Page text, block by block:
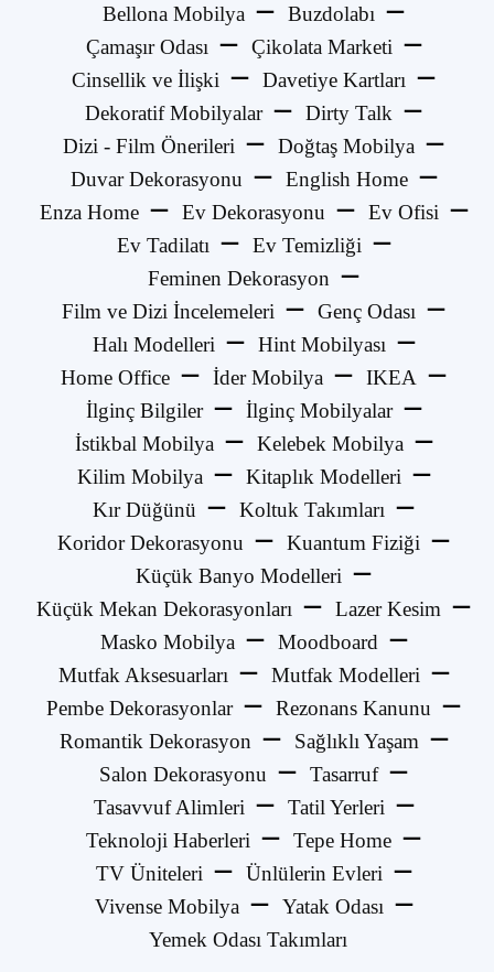
Bellona Mobilya
Buzdolabı
Çamaşır Odası
Çikolata Marketi
Cinsellik ve İlişki
Davetiye Kartları
Dekoratif Mobilyalar
Dirty Talk
Dizi - Film Önerileri
Doğtaş Mobilya
Duvar Dekorasyonu
English Home
Enza Home
Ev Dekorasyonu
Ev Ofisi
Ev Tadilatı
Ev Temizliği
Feminen Dekorasyon
Film ve Dizi İncelemeleri
Genç Odası
Halı Modelleri
Hint Mobilyası
Home Office
İder Mobilya
IKEA
İlginç Bilgiler
İlginç Mobilyalar
İstikbal Mobilya
Kelebek Mobilya
Kilim Mobilya
Kitaplık Modelleri
Kır Düğünü
Koltuk Takımları
Koridor Dekorasyonu
Kuantum Fiziği
Küçük Banyo Modelleri
Küçük Mekan Dekorasyonları
Lazer Kesim
Masko Mobilya
Moodboard
Mutfak Aksesuarları
Mutfak Modelleri
Pembe Dekorasyonlar
Rezonans Kanunu
Romantik Dekorasyon
Sağlıklı Yaşam
Salon Dekorasyonu
Tasarruf
Tasavvuf Alimleri
Tatil Yerleri
Teknoloji Haberleri
Tepe Home
TV Üniteleri
Ünlülerin Evleri
Vivense Mobilya
Yatak Odası
Yemek Odası Takımları